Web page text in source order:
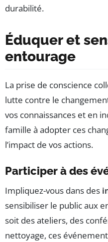
durabilité.
Éduquer et
entourage
La prise de conscience
lutte contre le
vos connaissances et en
famille à adopter ces
l’impact de vos actions.
Participer à des
Impliquez-vous dans des
sensibiliser le public aux
soit des ateliers, des
nettoyage, ces